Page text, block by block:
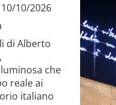
10/10/2026
di Alberto
che
reale ai
italiano